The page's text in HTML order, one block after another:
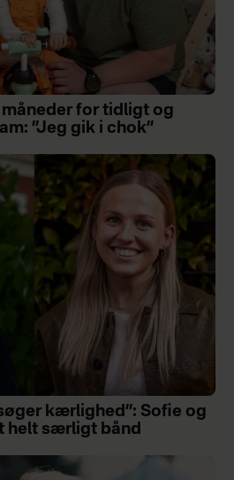
for tidligt og
”Jeg gik i chok”
kærlighed”: Sofie og
helt særligt bånd